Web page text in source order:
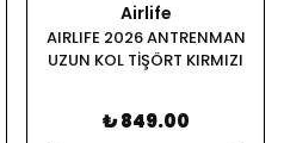
Airlife
AIRLIFE 2026 ANTRENMAN
UZUN KOL TİŞÖRT KIRMIZI
₺ 849.00